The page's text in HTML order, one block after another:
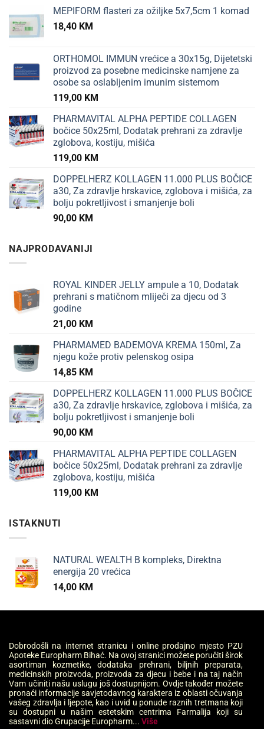
MEPIFORM flasteri za ožiljke 5x7,5cm 1 komad
18,40 KM
ORTHOMOL IMMUN vrećice a 30x15g, Dijetetski
proizvod za posebne medicinske namjene za
osobe sa oslabljenim imunim sistemom
119,00 KM
PHARMAVITAL ALPHA PEPTIDE COLLAGEN
bočice 50x25ml, Dodatak prehrani za zdravlje
zglobova, kostiju, mišića
119,00 KM
DOPPELHERZ KOLLAGEN 11.000 PLUS BOČICE
a30, Za zdravlje hrskavice, zglobova i mišića, za
bolju pokretljivost i smanjenje boli
90,00 KM
NAJPRODAVANIJI
ROYAL KINDER JELLY ampule a 10, Dodatak
prehrani s matičnom mliječi za djecu od 3
godine
21,00 KM
PHARMAMED BADEMOVA KREMA 150ml, Za
njegu kože protiv pelenskog osipa
14,85 KM
DOPPELHERZ KOLLAGEN 11.000 PLUS BOČICE
a30, Za zdravlje hrskavice, zglobova i mišića, za
bolju pokretljivost i smanjenje boli
90,00 KM
PHARMAVITAL ALPHA PEPTIDE COLLAGEN
bočice 50x25ml, Dodatak prehrani za zdravlje
zglobova, kostiju, mišića
119,00 KM
ISTAKNUTI
NATURAL WEALTH B kompleks, Direktna
energija 20 vrećica
14,00 KM
Dobrodošli na internet stranicu i online prodajno mjesto PZU
Apoteke Europharm Bihać. Na ovoj stranici možete poručiti širok
asortiman kozmetike, dodataka prehrani, biljnih preparata,
medicinskih proizvoda, proizvoda za djecu i bebe i na taj način
Vam učiniti našu uslugu još dostupnijom. Ovdje također možete
pronaći informacije savjetodavnog karaktera iz oblasti očuvanja
vašeg zdravlja i ljepote, kao i uvid u ponude raznih tretmana koji
su dostupni u našim estetskim centrima Farmalija koji su
sastavni dio Grupacije Europharm... Više